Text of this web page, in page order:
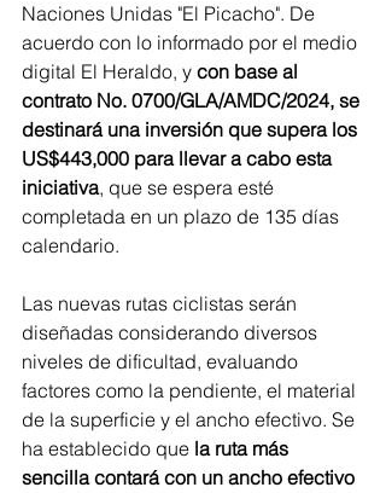
Naciones Unidas "El Picacho". De
acuerdo con lo informado por el medio
digital El Heraldo, y con base al
contrato No. 0700/GLA/AMDC/2024, se
destinará una inversión que supera los
US$443,000 para llevar a cabo esta
iniciativa, que se espera esté
completada en un plazo de 135 días
calendario.
Las nuevas rutas ciclistas serán
diseñadas considerando diversos
niveles de dificultad, evaluando
factores como la pendiente, el material
de la superficie y el ancho efectivo. Se
ha establecido que la ruta más
sencilla contará con un ancho efectivo